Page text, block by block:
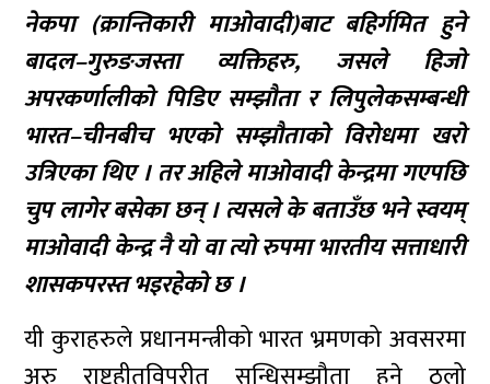
नेकपा (क्रान्तिकारी माओवादी)बाट बहिर्गमित हुने
बादल–गुरुङजस्ता व्यक्तिहरु, जसले हिजो
अपरकर्णालीको पिडिए सम्झौता र लिपुलेकसम्बन्धी
भारत–चीनबीच भएको सम्झौताको विरोधमा खरो
उत्रिएका थिए । तर अहिले माओवादी केन्द्रमा गएपछि
चुप लागेर बसेका छन् । त्यसले के बताउँछ भने स्वयम्
माओवादी केन्द्र नै यो वा त्यो रुपमा भारतीय सत्ताधारी
शासकपरस्त भइरहेको छ ।
यी कुराहरुले प्रधानमन्त्रीको भारत भ्रमणको अवसरमा